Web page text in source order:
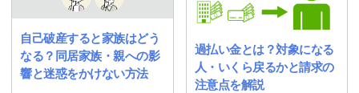
自己破産すると家族はどう
なる？同居家族・親への影
響と迷惑をかけない方法
過払い金とは？対象になる
人・いくら戻るかと請求の
注意点を解説